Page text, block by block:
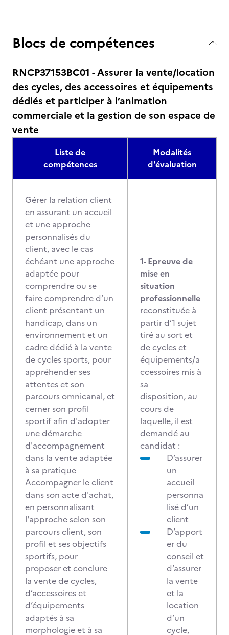
Blocs de compétences
RNCP37153BC01 - Assurer la vente/location
des cycles, des accessoires et équipements
dédiés et participer à l’animation
commerciale et la gestion de son espace de
vente
Liste de
compétences
Modalités
d'évaluation
Gérer la relation client
en assurant un accueil
et une approche
personnalisés du
client, avec le cas
échéant une approche
adaptée pour
comprendre ou se
faire comprendre d’un
client présentant un
handicap, dans un
environnement et un
cadre dédié à la vente
de cycles sports, pour
appréhender ses
attentes et son
parcours omnicanal, et
cerner son profil
sportif afin d'adopter
une démarche
d'accompagnement
dans la vente adaptée
à sa pratique
Accompagner le client
dans son acte d'achat,
en personnalisant
l'approche selon son
parcours client, son
profil et ses objectifs
sportifs, pour
proposer et conclure
la vente de cycles,
d’accessoires et
d’équipements
adaptés à sa
morphologie et à sa
1- Epreuve de
mise en
situation
professionnelle
reconstituée à
partir d’1 sujet
tiré au sort et
de cycles et
équipements/a
ccessoires mis à
sa
disposition, au
cours de
laquelle, il est
demandé au
candidat :
D’assurer
un
accueil
personna
lisé d’un
client
D’apport
er du
conseil et
d’assurer
la vente
et la
location
d’un
cycle,